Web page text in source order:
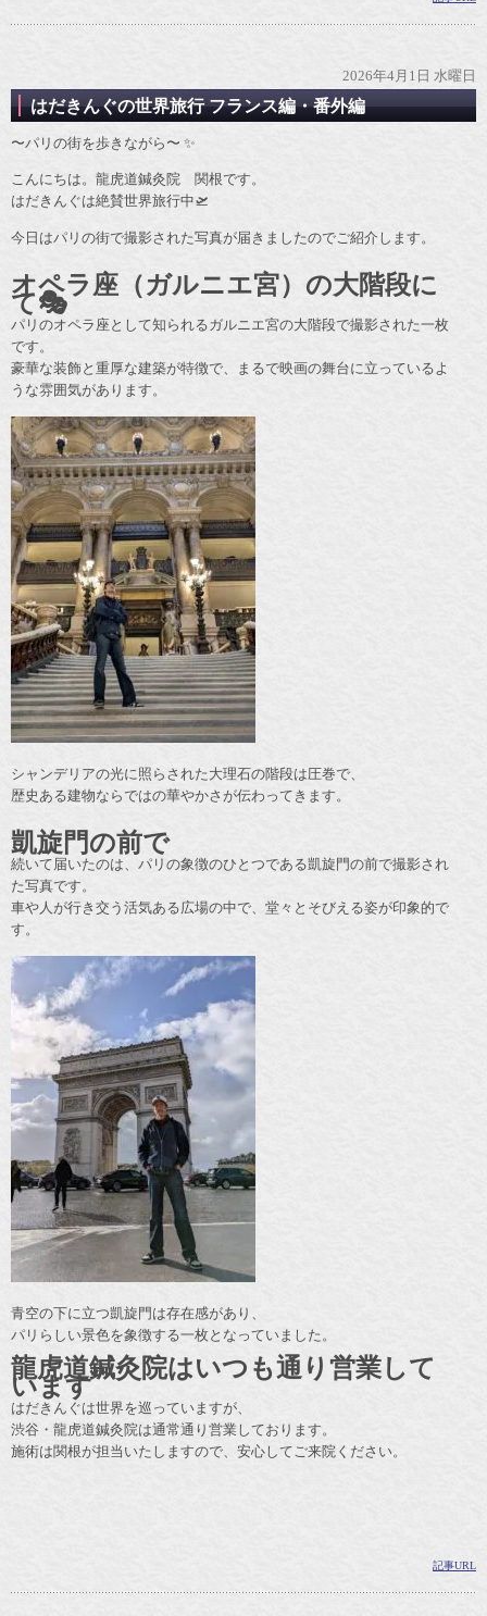
2026年4月1日 水曜日
はだきんぐの世界旅行 フランス編・番外編
〜パリの街を歩きながら〜 ✨
こんにちは。龍虎道鍼灸院 関根です。
はだきんぐは絶賛世界旅行中🛫
今日はパリの街で撮影された写真が届きましたのでご紹介します。
オペラ座（ガルニエ宮）の大階段に
て🎭
パリのオペラ座として知られるガルニエ宮の大階段で撮影された一枚
です。
豪華な装飾と重厚な建築が特徴で、まるで映画の舞台に立っているよ
うな雰囲気があります。
シャンデリアの光に照らされた大理石の階段は圧巻で、
歴史ある建物ならではの華やかさが伝わってきます。
凱旋門の前で
続いて届いたのは、パリの象徴のひとつである凱旋門の前で撮影され
た写真です。
車や人が行き交う活気ある広場の中で、堂々とそびえる姿が印象的で
す。
青空の下に立つ凱旋門は存在感があり、
パリらしい景色を象徴する一枚となっていました。
龍虎道鍼灸院はいつも通り営業して
います
はだきんぐは世界を巡っていますが、
渋谷・龍虎道鍼灸院は通常通り営業しております。
施術は関根が担当いたしますので、安心してご来院ください。
記事URL